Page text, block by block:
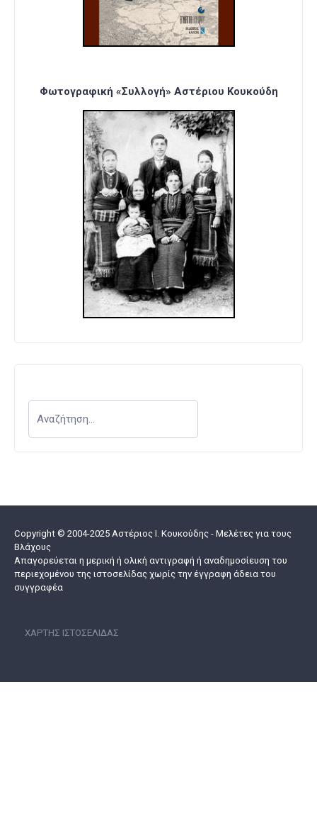
Φωτογραφική «Συλλογή» Αστέριου Κουκούδη
Copyright © 2004-2025 Αστέριος I. Κουκούδης - Μελέτες για τους
Βλάχους
Απαγορεύεται η μερική ή ολική αντιγραφή ή αναδημοσίευση του
περιεχομένου της ιστοσελίδας χωρίς την έγγραφη άδεια του
συγγραφέα
ΧΆΡΤΗΣ ΙΣΤΟΣΕΛΊΔΑΣ